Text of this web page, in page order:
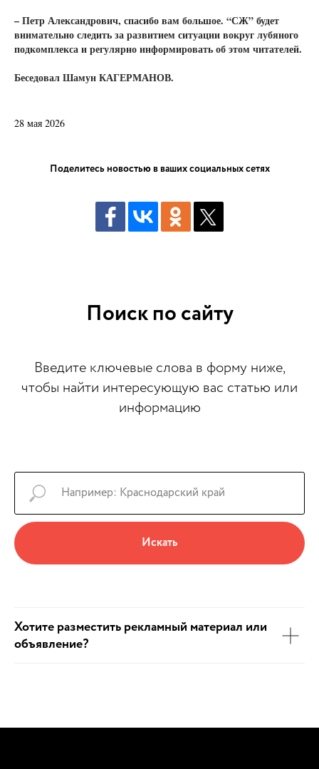
– Петр Александрович, спасибо вам большое. “СЖ” будет
внимательно следить за развитием ситуации вокруг лубяного
подкомплекса и регулярно информировать об этом читателей.
Беседовал Шамун КАГЕРМАНОВ.
28 мая 2026
Поделитесь новостью в ваших социальных сетях
Поиск по сайту
Введите ключевые слова в форму ниже,
чтобы найти интересующую вас статью или
информацию
Искать
Хотите разместить рекламный материал или
объявление?